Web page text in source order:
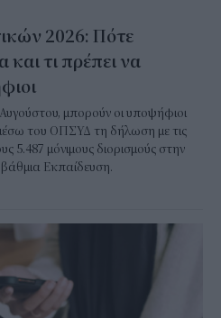
2026: Πότε
και τι πρέπει να
μπορούν οι υποψήφιοι
του ΟΠΣΥΔ τη δήλωση με τις
5.487 μόνιμους διορισμούς στην
Εκπαίδευση.